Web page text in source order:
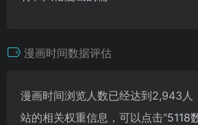
漫画时间数据评估
漫画时间浏览人数已经达到2,943人
站的相关权重信息，可以点击"5118